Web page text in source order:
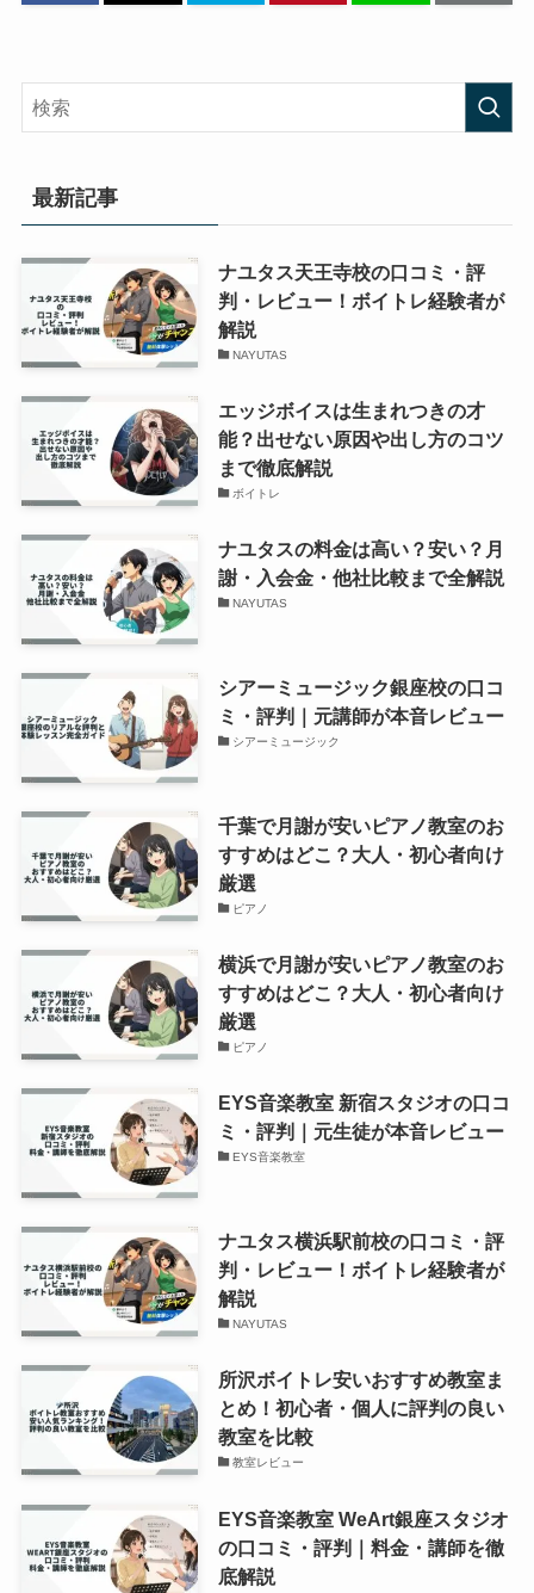
最新記事
ナユタス天王寺校の口コミ・評
判・レビュー！ボイトレ経験者が
解説
NAYUTAS
エッジボイスは生まれつきの才
能？出せない原因や出し方のコツ
まで徹底解説
ボイトレ
ナユタスの料金は高い？安い？月
謝・入会金・他社比較まで全解説
NAYUTAS
シアーミュージック銀座校の口コ
ミ・評判｜元講師が本音レビュー
シアーミュージック
千葉で月謝が安いピアノ教室のお
すすめはどこ？大人・初心者向け
厳選
ピアノ
横浜で月謝が安いピアノ教室のお
すすめはどこ？大人・初心者向け
厳選
ピアノ
EYS音楽教室 新宿スタジオの口コ
ミ・評判｜元生徒が本音レビュー
EYS音楽教室
ナユタス横浜駅前校の口コミ・評
判・レビュー！ボイトレ経験者が
解説
NAYUTAS
所沢ボイトレ安いおすすめ教室ま
とめ！初心者・個人に評判の良い
教室を比較
教室レビュー
EYS音楽教室 WeArt銀座スタジオ
の口コミ・評判｜料金・講師を徹
底解説